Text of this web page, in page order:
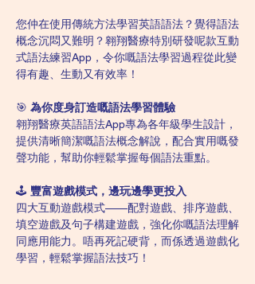
您仲在使用傳統方法學習英語語法？覺得語法
概念沉悶又難明？翱翔醫療特別研發呢款互動
式語法練習App，令你嘅語法學習過程從此變
得有趣、生動又有效率！
🎯 為你度身訂造嘅語法學習體驗
翱翔醫療英語語法App專為各年級學生設計，
提供清晰簡潔嘅語法概念解說，配合實用嘅發
聲功能，幫助你輕鬆掌握每個語法重點。
🕹️ 豐富遊戲模式，邊玩邊學更投入
四大互動遊戲模式——配對遊戲、排序遊戲、
填空遊戲及句子構建遊戲，強化你嘅語法理解
同應用能力。唔再死記硬背，而係透過遊戲化
學習，輕鬆掌握語法技巧！